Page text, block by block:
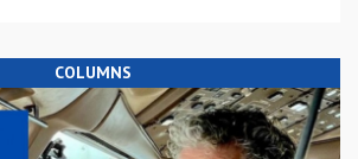
COLUMNS